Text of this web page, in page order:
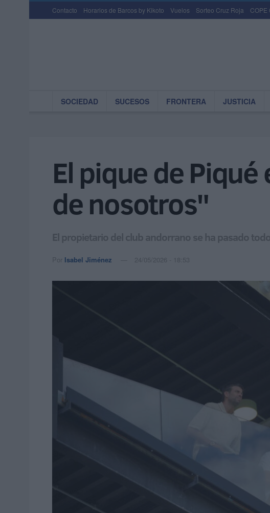
Contacto Horarios de Barcos by Kikoto Vuelos Sorteo Cruz Roja COPE
SOCIEDAD SUCESOS FRONTERA JUSTICIA
El pique de
de nosotros"
El propietario del club andorrano se ha pasado
Por Isabel Jiménez 24/05/2026 - 18:53